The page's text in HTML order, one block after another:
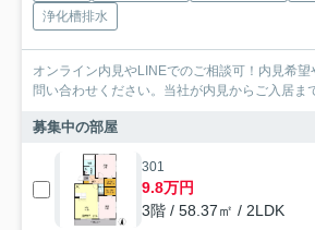
浄化槽排水
オンライン内見やLINEでのご相談可！内見希
問い合わせください。当社が内見からご入居ま
募集中の部屋
301
9.8万円
3階 / 58.37㎡ / 2LDK